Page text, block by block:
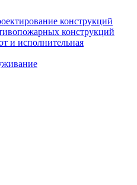
конструкций
конструкций
и исполнительная